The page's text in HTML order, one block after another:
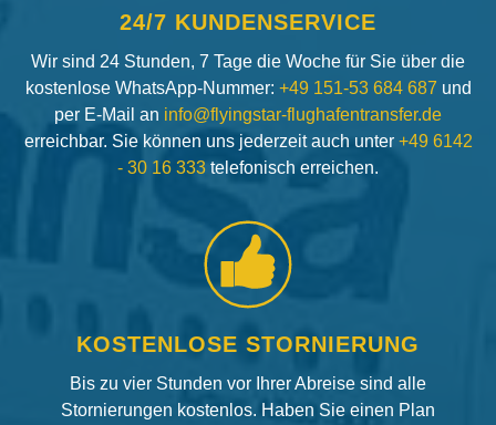
24/7 KUNDENSERVICE
Wir sind 24 Stunden, 7 Tage die Woche für Sie über die
kostenlose WhatsApp-Nummer: +49 151-53 684 687 und
per E-Mail an info@flyingstar-flughafentransfer.de
erreichbar. Sie können uns jederzeit auch unter +49 6142
- 30 16 333 telefonisch erreichen.
KOSTENLOSE STORNIERUNG
Bis zu vier Stunden vor Ihrer Abreise sind alle
Stornierungen kostenlos. Haben Sie einen Plan